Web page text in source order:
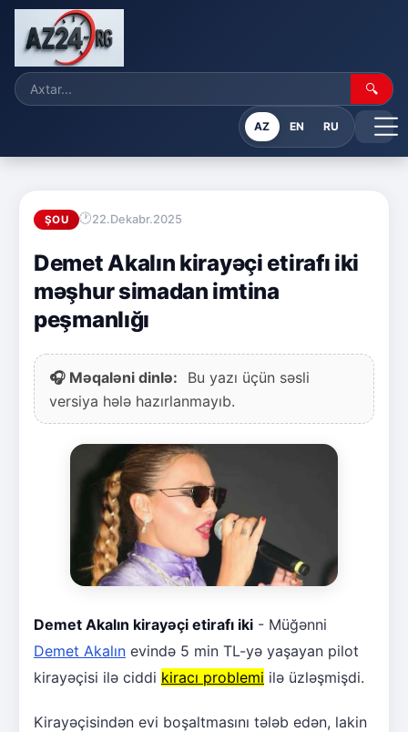
🔍
AZ EN RU
ŞOU 22.Dekabr.2025
Demet Akalın kirayəçi etirafı iki
məşhur simadan imtina
peşmanlığı
🎧 Məqaləni dinlə:
Bu yazı üçün səsli
versiya hələ hazırlanmayıb.
Demet Akalın kirayəçi etirafı iki - Müğənni
Demet Akalın evində 5 min TL-yə yaşayan pilot
kirayəçisi ilə ciddi kiracı problemi ilə üzləşmişdi.
Kirayəçisindən evi boşaltmasını tələb edən, lakin